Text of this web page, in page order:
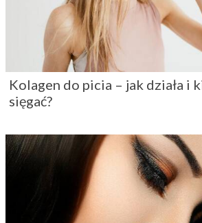
Kolagen do picia – jak działa i
sięgać?